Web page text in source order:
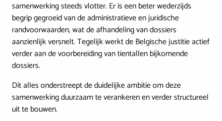
samenwerking steeds vlotter. Er is een beter wederzijds
begrip gegroeid van de administratieve en juridische
randvoorwaarden, wat de afhandeling van dossiers
aanzienlijk versnelt. Tegelijk werkt de Belgische justitie actief
verder aan de voorbereiding van tientallen bijkomende
dossiers.
Dit alles onderstreept de duidelijke ambitie om deze
samenwerking duurzaam te verankeren en verder structureel
uit te bouwen.